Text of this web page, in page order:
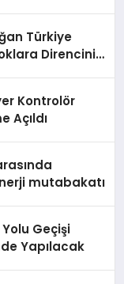
Türkiye
Direncini
Kontrolör
Açıldı
mutabakatı
Geçişi
Yapılacak